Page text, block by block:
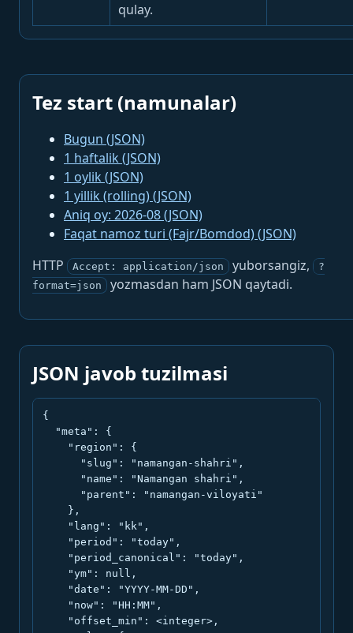
qulay.
Tez start (namunalar)
Bugun (JSON)
1 haftalik (JSON)
1 oylik (JSON)
1 yillik (rolling) (JSON)
Aniq oy: 2026-08 (JSON)
Faqat namoz turi (Fajr/Bomdod) (JSON)
HTTP
Accept: application/json yuborsangiz,
?
format=json
yozmasdan ham JSON qaytadi.
JSON javob tuzilmasi
{
  "meta": {
    "region": {
      "slug": "namangan-shahri",
      "name": "Namangan shahri",
      "parent": "namangan-viloyati"
    },
    "lang": "kk",
    "period": "today",
    "period_canonical": "today",
    "ym": null,
    "date": "YYYY-MM-DD",
    "now": "HH:MM",
    "offset_min": <integer>,